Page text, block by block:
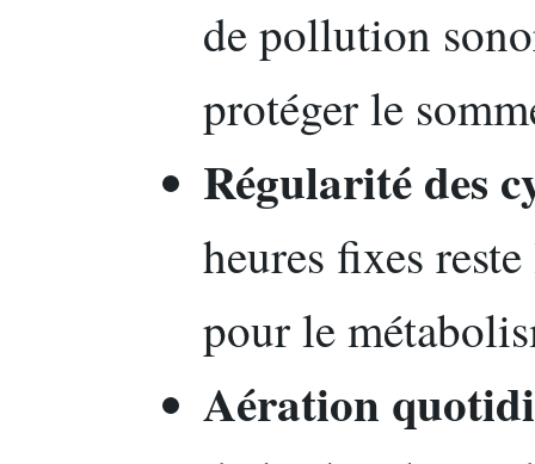
de pollution
protéger le
Régularité des
heures fixes
pour le
Aération